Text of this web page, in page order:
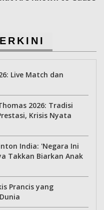
Live Match dan
2026: Tradisi
Krisis Nyata
India: 'Negara Ini
Takkan Biarkan Anak
Prancis yang